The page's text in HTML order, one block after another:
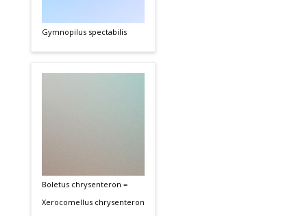
Gymnopilus spectabilis
Boletus chrysenteron =
Xerocomellus chrysenteron